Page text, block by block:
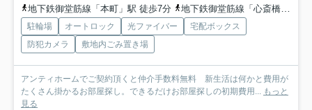
地下鉄御堂筋線「本町」駅 徒歩7分
地下鉄御堂筋線「心斎橋」駅 徒歩10分
駐輪場 オートロック 光ファイバー
宅配ボックス
防犯カメラ
敷地内ごみ置き場
アンティホームでご契約頂くと仲介手数料無料 新生活は何かと費用が
たくさん掛かるお部屋探し。できるだけお部屋探しの初期費用... もっと
見る